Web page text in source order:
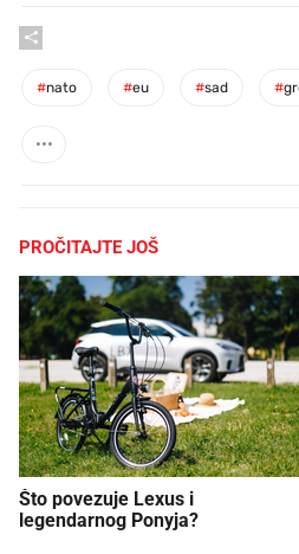
#nato #eu #sad #
PROČITAJTE JOŠ
Što povezuje Lexus i
legendarnog Ponyja?